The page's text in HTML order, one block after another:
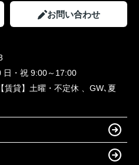
お問い合わせ
日・祝 9:00～17:00
賃貸】土曜・不定休 、GW､夏